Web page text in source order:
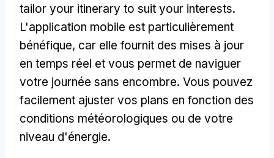
tailor your itinerary to suit your interests.
L'application mobile est particulièrement
bénéfique, car elle fournit des mises à jour
en temps réel et vous permet de naviguer
votre journée sans encombre. Vous pouvez
facilement ajuster vos plans en fonction des
conditions météorologiques ou de votre
niveau d'énergie.